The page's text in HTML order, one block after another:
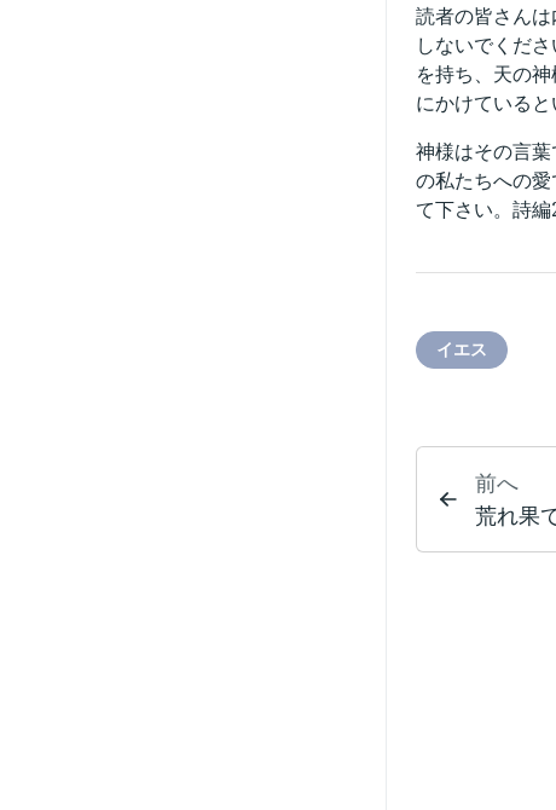
読者の皆さん
しないでくだ
を持ち、天の
にかけていると
神様はその言
の私たちへの
て下さい。詩
イエス
前へ
荒れ果